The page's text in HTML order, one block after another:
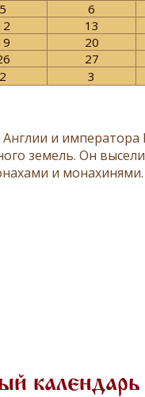
5 6
13
20
27
2 3
и императора
земель. Он
и монахинями.
календарь